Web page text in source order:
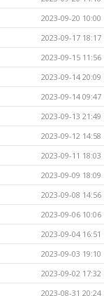
2023-09-20 10:00
2023-09-17 18:17
2023-09-15 11:56
2023-09-14 20:09
2023-09-14 09:47
2023-09-13 21:49
2023-09-12 14:58
2023-09-11 18:03
2023-09-09 18:09
2023-09-08 14:56
2023-09-06 10:06
2023-09-04 16:51
2023-09-03 19:10
2023-09-02 17:32
2023-08-31 20:24